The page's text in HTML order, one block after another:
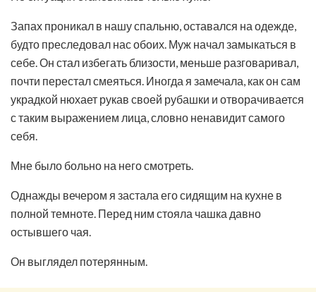
Запах проникал в нашу спальню, оставался на одежде,
будто преследовал нас обоих. Муж начал замыкаться в
себе. Он стал избегать близости, меньше разговаривал,
почти перестал смеяться. Иногда я замечала, как он сам
украдкой нюхает рукав своей рубашки и отворачивается
с таким выражением лица, словно ненавидит самого
себя.
Мне было больно на него смотреть.
Однажды вечером я застала его сидящим на кухне в
полной темноте. Перед ним стояла чашка давно
остывшего чая.
Он выглядел потерянным.